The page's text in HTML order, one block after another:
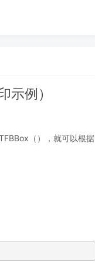
示例）
（），就可以根据